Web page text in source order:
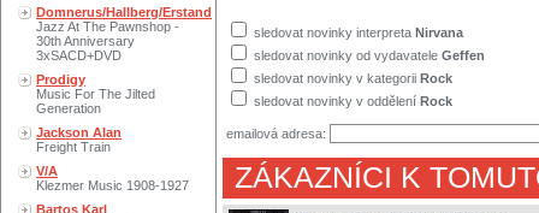
Domnerus/Hallberg/Erstand
Jazz At The Pawnshop -
30th Anniversary
3xSACD+DVD
Prodigy
Music For The Jilted
Generation
Jackson Alan
Freight Train
V/A
Klezmer Music 1908-1927
Bartos Karl
sledovat novinky interpreta Nirvana
sledovat novinky od vydavatele Geffen
sledovat novinky v kategorii Rock
sledovat novinky v oddělení Rock
emailová adresa:
ZÁKAZNÍCI K